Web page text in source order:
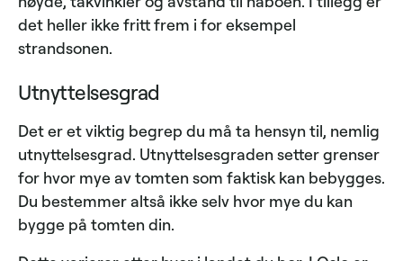
det heller ikke fritt frem i for eksempel
strandsonen.
Utnyttelsesgrad
Det er et viktig begrep du må ta hensyn til, nemlig
utnyttelsesgrad. Utnyttelsesgraden setter grenser
for hvor mye av tomten som faktisk kan bebygges.
Du bestemmer altså ikke selv hvor mye du kan
bygge på tomten din.